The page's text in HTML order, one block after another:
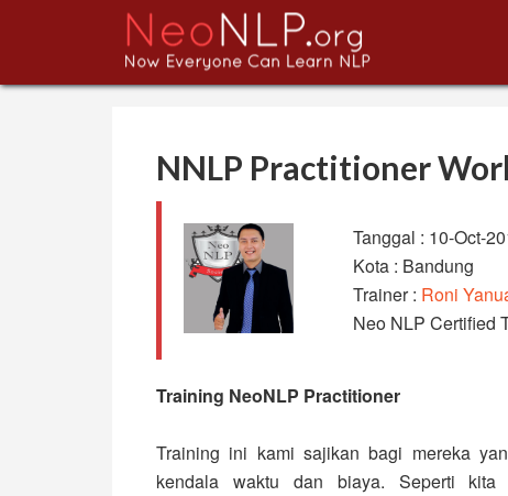
NNLP Practitioner
Tanggal : 10-Oct-
Kota : Bandung
Trainer : Roni
Neo NLP Certified
Training NeoNLP Practitioner
Training ini kami sajikan bagi mereka
kendala waktu dan biaya. Seperti kita